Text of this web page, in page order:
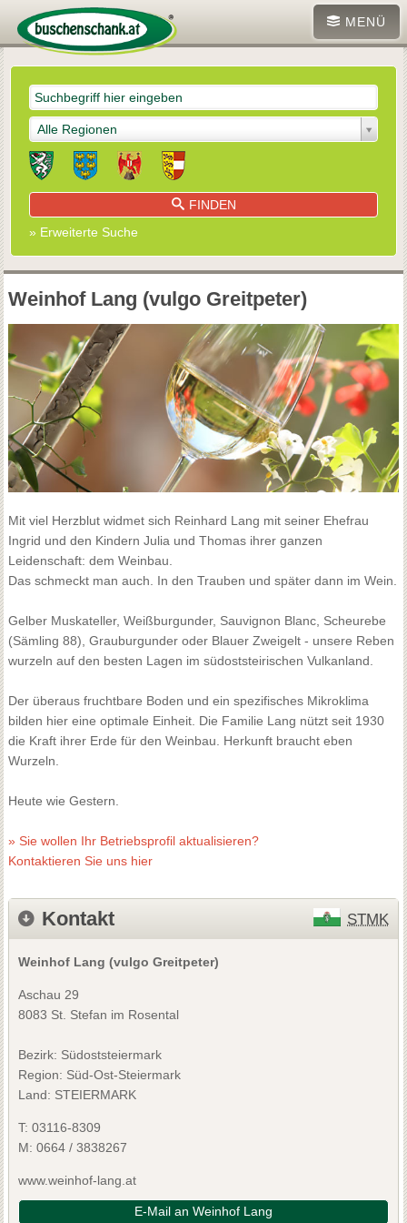
MENÜ
Alle Regionen
FINDEN
» Erweiterte Suche
Weinhof Lang (vulgo Greitpeter)
Mit viel Herzblut widmet sich Reinhard Lang mit seiner Ehefrau
Ingrid und den Kindern Julia und Thomas ihrer ganzen
Leidenschaft: dem Weinbau.
Das schmeckt man auch. In den Trauben und später dann im Wein.
Gelber Muskateller, Weißburgunder, Sauvignon Blanc, Scheurebe
(Sämling 88), Grauburgunder oder Blauer Zweigelt - unsere Reben
wurzeln auf den besten Lagen im südoststeirischen Vulkanland.
Der überaus fruchtbare Boden und ein spezifisches Mikroklima
bilden hier eine optimale Einheit. Die Familie Lang nützt seit 1930
die Kraft ihrer Erde für den Weinbau. Herkunft braucht eben
Wurzeln.
Heute wie Gestern.
» Sie wollen Ihr Betriebsprofil aktualisieren?
Kontaktieren Sie uns hier
Kontakt STMK
Weinhof Lang (vulgo Greitpeter)
Aschau 29
8083 St. Stefan im Rosental
Bezirk: Südoststeiermark
Region: Süd-Ost-Steiermark
Land: STEIERMARK
T: 03116-8309
M: 0664 / 3838267
www.weinhof-lang.at
E-Mail an Weinhof Lang